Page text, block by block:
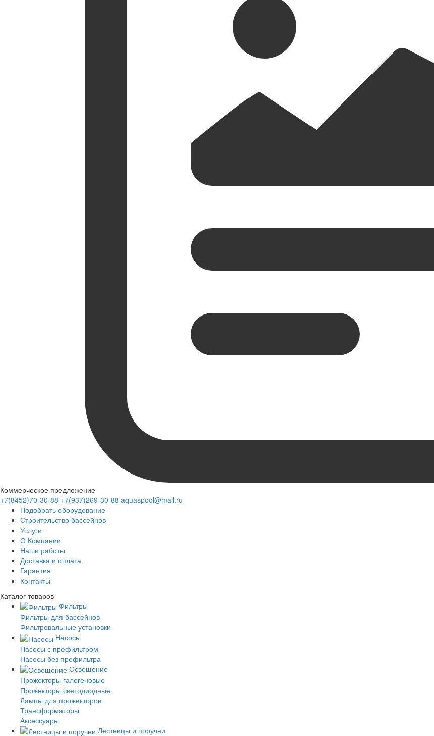
Коммерческое предложение
+7(8452)70-30-88 +7(937)269-30-88 aquaspool@mail.ru
Подобрать оборудование
Строительство бассейнов
Услуги
О Компании
Наши работы
Доставка и оплата
Гарантия
Контакты
Каталог товаров
Фильтры
Фильтры для бассейнов
Фильтровальные установки
Насосы
Насосы с префильтром
Насосы без префильтра
Освещение
Прожекторы галогеновые
Прожекторы светодиодные
Лампы для прожекторов
Трансформаторы
Аксессуары
Лестницы и поручни